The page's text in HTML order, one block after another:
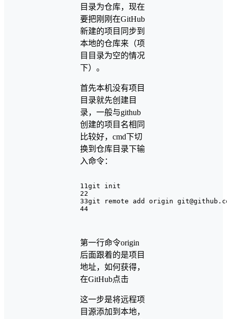
目录为仓库，现在
要把刚刚在GitHub
新建的项目同步到
本地的仓库来（项
目目录为空的情况
下）。
首先本机没有项目
目录就先创建目
录，一般与github
创建的项目名相同
比较好，cmd下切
换到仓库目录下输
入命令：
1
2
3
4
1git init
2
3git remote add origin
4
第一行命令origin
后面跟着的是项目
地址，如何获得，
在GitHub点击
这一步是将远程项
目源添加到本地，